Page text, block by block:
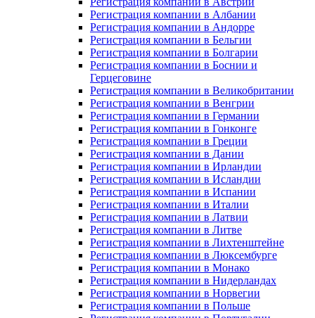
Регистрация компании в Албании
Регистрация компании в Андорре
Регистрация компании в Бельгии
Регистрация компании в Болгарии
Регистрация компании в Боснии и
Герцеговине
Регистрация компании в Великобритании
Регистрация компании в Венгрии
Регистрация компании в Германии
Регистрация компании в Гонконге
Регистрация компании в Греции
Регистрация компании в Дании
Регистрация компании в Ирландии
Регистрация компании в Исландии
Регистрация компании в Испании
Регистрация компании в Италии
Регистрация компании в Латвии
Регистрация компании в Литве
Регистрация компании в Лихтенштейне
Регистрация компании в Люксембурге
Регистрация компании в Монако
Регистрация компании в Нидерландах
Регистрация компании в Норвегии
Регистрация компании в Польше